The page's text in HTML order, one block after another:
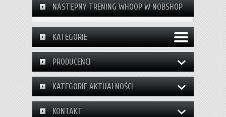
NASTĘPNY TRENING WHOOP W NOBSHOP
KATEGORIE
PRODUCENCI
KATEGORIE AKTUALNOŚCI
KONTAKT